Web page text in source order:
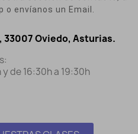
envíanos un Email.
33007 Oviedo, Asturias.
y de 16:30h a 19:30h